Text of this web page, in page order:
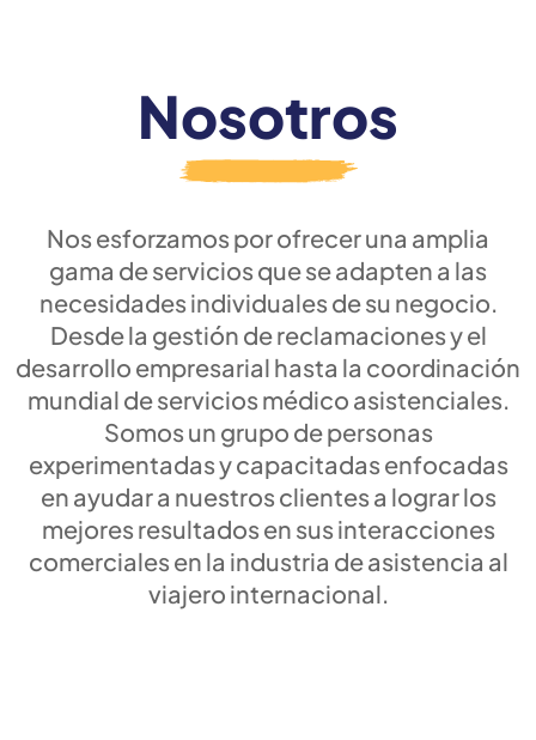
Nosotros
Nos esforzamos por ofrecer una amplia
gama de servicios que se adapten a las
necesidades individuales de su negocio.
Desde la gestión de reclamaciones y el
desarrollo empresarial hasta la coordinación
mundial de servicios médico asistenciales.
Somos un grupo de personas
experimentadas y capacitadas enfocadas
en ayudar a nuestros clientes a lograr los
mejores resultados en sus interacciones
comerciales en la industria de asistencia al
viajero internacional.